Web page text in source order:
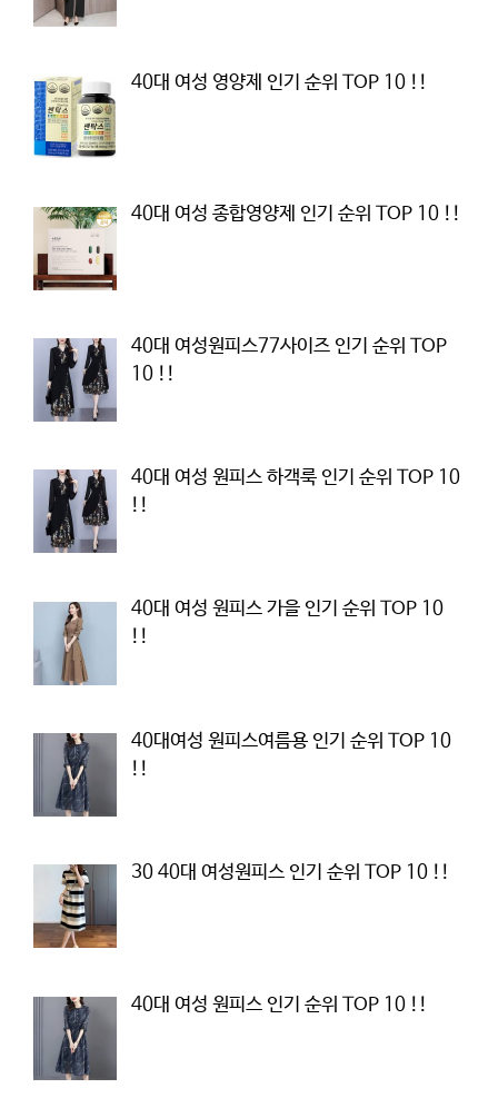
40대 여성 영양제 인기 순위 TOP 10 !!
40대 여성 종합영양제 인기 순위 TOP 10 !!
40대 여성원피스77사이즈 인기 순위 TOP
10 !!
40대 여성 원피스 하객룩 인기 순위 TOP 10
!!
40대 여성 원피스 가을 인기 순위 TOP 10
!!
40대여성 원피스여름용 인기 순위 TOP 10
!!
30 40대 여성원피스 인기 순위 TOP 10 !!
40대 여성 원피스 인기 순위 TOP 10 !!